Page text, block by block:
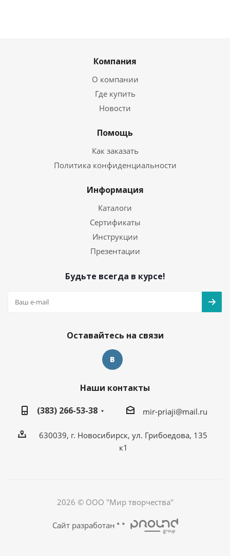
Компания
О компании
Где купить
Новости
Помощь
Как заказать
Политика конфиденциальности
Информация
Каталоги
Сертификаты
Инструкции
Презентации
Будьте всегда в курсе!
Оставайтесь на связи
Наши контакты
(383) 266-53-38
mir-priaji@mail.ru
630039, г. Новосибирск, ул. Грибоедова, 135
к1
2026 © ООО "Мир творчества"
Сайт разработан